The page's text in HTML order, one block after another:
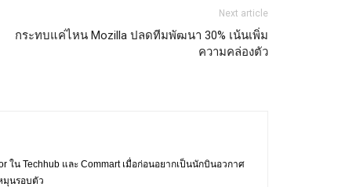
Next article
กระทบแค่ไหน Mozilla ปลดทีมพัฒนา 30% เน้นเพิ่ม
ความคล่องตัว
ใน Techhub และ Commart เมื่อก่อนอยากเป็นนักบินอวกาศ
มุนรอบตัว